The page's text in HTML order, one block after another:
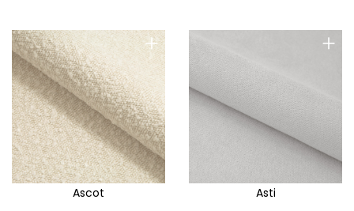
Denver
Desire Me
Dilja
Diosa
Discover Me
Divo F
Doha
+
Ascot
+
Asti